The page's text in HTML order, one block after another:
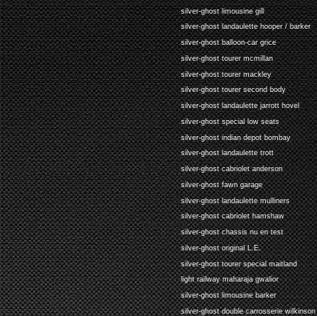
silver-ghost limousine gill
silver-ghost landaulette hooper / barker
silver-ghost balloon-car grice
silver-ghost tourer mcmillan
silver-ghost tourer mackley
silver-ghost tourer second body
silver-ghost landaulette jarrott hovel
silver-ghost special low seats
silver-ghost indian depot bombay
silver-ghost landaulette trott
silver-ghost cabriolet anderson
silver-ghost fawn garage
silver-ghost landaulette mulliners
silver-ghost cabriolet hamshaw
silver-ghost chassis nu en test
silver-ghost original L.E.
silver-ghost tourer special maitland
light railway maharaja gwalior
silver-ghost limousine barker
silver-ghost double carrosserie wilkinson